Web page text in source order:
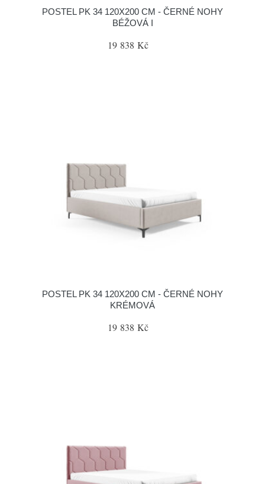
POSTEL PK 34 120X200 CM - ČERNÉ NOHY
BÉŽOVÁ I
19 838 Kč
POSTEL PK 34 120X200 CM - ČERNÉ NOHY
KRÉMOVÁ
19 838 Kč